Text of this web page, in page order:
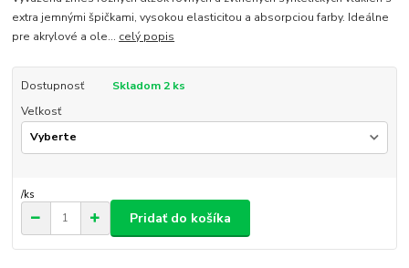
extra jemnými špičkami, vysokou elasticitou a absorpciou farby. Ideálne
pre akrylové a ole... celý popis
Dostupnosť
Skladom 2 ks
Veľkosť
/ks
Pridať do košíka